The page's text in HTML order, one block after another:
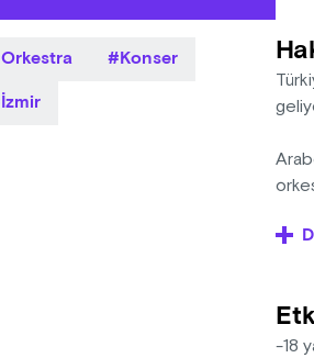
Orkestra
Konser
İzmir
-18